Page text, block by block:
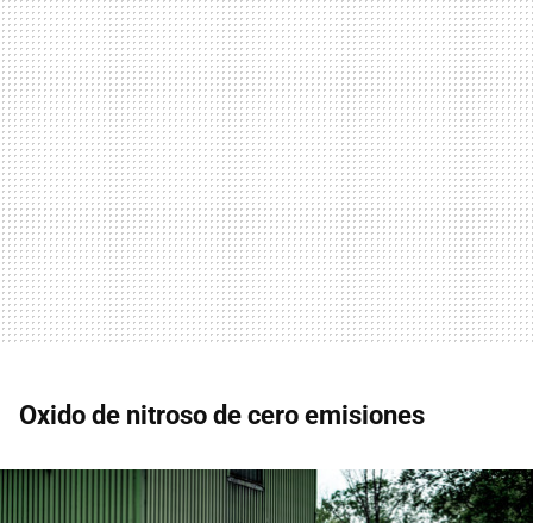
Oxido de nitroso de cero emisiones